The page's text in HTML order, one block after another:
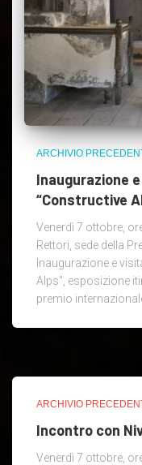
ARCHIVIO
Inaugurazione
“Constructive
Venerdì 7 ottobre,
Rettori, sede della
Inaugurazione e
Alps", esposizione
premio
ARCHIVIO
Incontro con
Venerdì 7 ottobre,